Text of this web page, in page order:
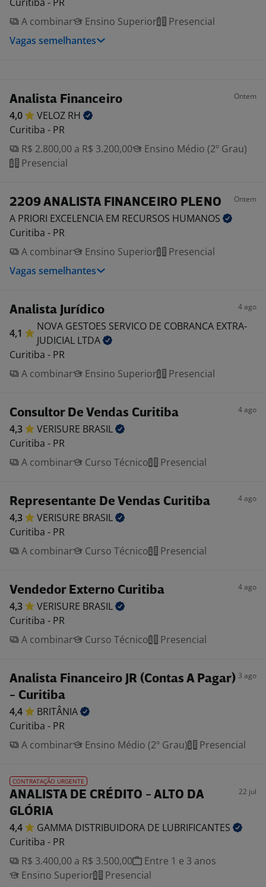
A combinar
Ensino Superior
Presencial
Vagas semelhantes
Analista Financeiro Ontem
4,0 VELOZ RH
Curitiba - PR
R$ 2.800,00 a R$ 3.200,00
Ensino Médio (2º Grau)
Presencial
2209 ANALISTA FINANCEIRO PLENO Ontem
A PRIORI EXCELENCIA EM RECURSOS HUMANOS
Curitiba - PR
A combinar
Ensino Superior
Presencial
Vagas semelhantes
Analista Jurídico 4 ago
4,1
NOVA GESTOES SERVICO DE COBRANCA EXTRA-
JUDICIAL LTDA
Curitiba - PR
A combinar
Ensino Superior Presencial
Consultor De Vendas Curitiba 4 ago
4,3 VERISURE BRASIL
Curitiba - PR
A combinar
Curso Técnico Presencial
Representante De Vendas Curitiba 4 ago
4,3 VERISURE BRASIL
Curitiba - PR
A combinar
Curso Técnico Presencial
Vendedor Externo Curitiba 4 ago
4,3 VERISURE BRASIL
Curitiba - PR
A combinar
Curso Técnico Presencial
Analista Financeiro JR (Contas A Pagar)
- Curitiba
3 ago
4,4
BRITÂNIA
Curitiba - PR
A combinar
Ensino Médio (2º Grau) Presencial
CONTRATAÇÃO URGENTE
ANALISTA DE CRÉDITO - ALTO DA
GLÓRIA
22 jul
4,4 GAMMA DISTRIBUIDORA DE LUBRIFICANTES
Curitiba - PR
R$ 3.400,00 a R$ 3.500,00
Entre 1 e 3 anos
Ensino Superior
Presencial